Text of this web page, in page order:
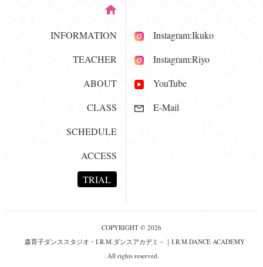
INFORMATION
TEACHER
ABOUT
CLASS
SCHEDULE
ACCESS
TRIAL
Instagram:Ikuko
Instagram:Riyo
YouTube
E-Mail
COPYRIGHT © 2026
森育子ダンススタジオ・I.R.M.ダンスアカデミ－｜I.R.M.DANCE ACADEMY
. All rights reserved.